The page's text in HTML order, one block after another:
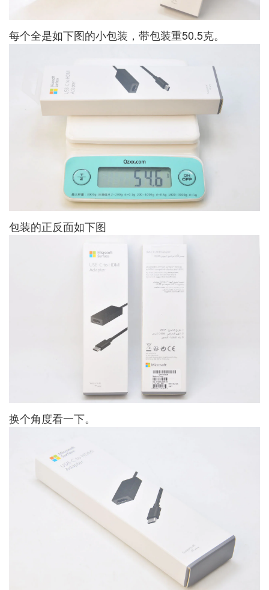
每个全是如下图的小包装，带包装重50.5克。
包装的正反面如下图
换个角度看一下。